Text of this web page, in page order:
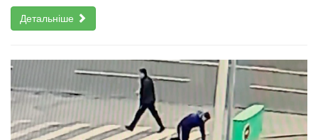
Детальніше